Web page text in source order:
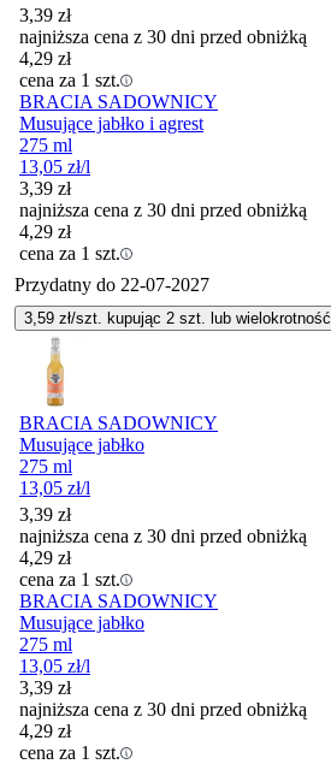
3,39 zł
najniższa cena z 30 dni przed obniżką
4,29 zł
cena za 1 szt.
BRACIA SADOWNICY
Musujące jabłko i agrest
275 ml
13,05 zł/l
3,39 zł
najniższa cena z 30 dni przed obniżką
4,29 zł
cena za 1 szt.
Przydatny do 22-07-2027
3,59 zł/szt. kupując 2 szt. lub wielokrotność
BRACIA SADOWNICY
Musujące jabłko
275 ml
13,05 zł/l
3,39 zł
najniższa cena z 30 dni przed obniżką
4,29 zł
cena za 1 szt.
BRACIA SADOWNICY
Musujące jabłko
275 ml
13,05 zł/l
3,39 zł
najniższa cena z 30 dni przed obniżką
4,29 zł
cena za 1 szt.